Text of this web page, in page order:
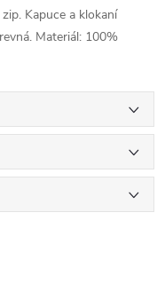
Kapuce a klokaní
Materiál: 100%